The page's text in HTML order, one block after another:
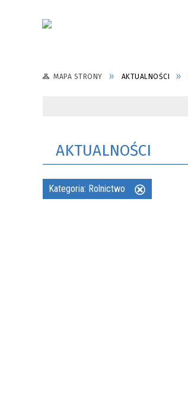
MAPA STRONY AKTUALNOŚCI
AKTUALNOŚCI
Kategoria: Rolnictwo